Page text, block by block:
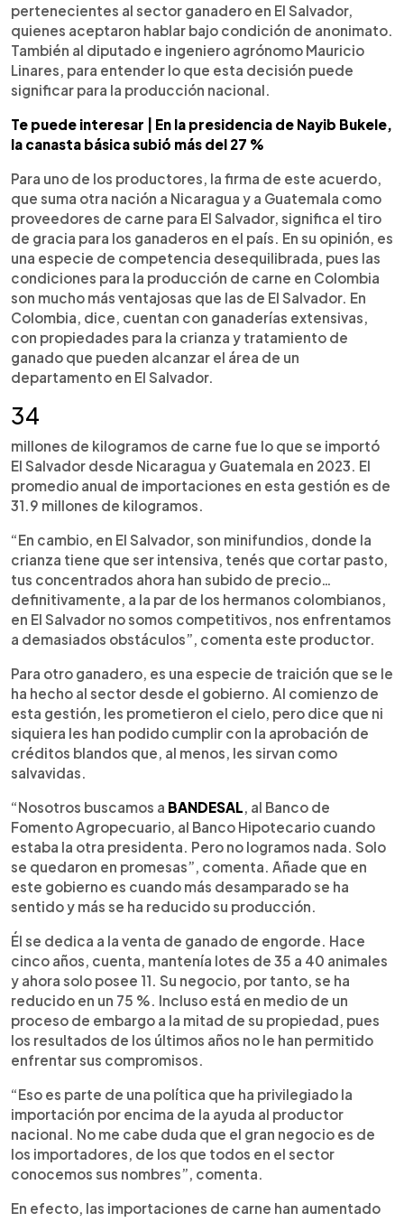
pertenecientes al sector ganadero en El Salvador,
quienes aceptaron hablar bajo condición de anonimato.
También al diputado e ingeniero agrónomo Mauricio
Linares, para entender lo que esta decisión puede
significar para la producción nacional.
Te puede interesar | En la presidencia de Nayib Bukele,
la canasta básica subió más del 27 %
Para uno de los productores, la firma de este acuerdo,
que suma otra nación a Nicaragua y a Guatemala como
proveedores de carne para El Salvador, significa el tiro
de gracia para los ganaderos en el país. En su opinión, es
una especie de competencia desequilibrada, pues las
condiciones para la producción de carne en Colombia
son mucho más ventajosas que las de El Salvador. En
Colombia, dice, cuentan con ganaderías extensivas,
con propiedades para la crianza y tratamiento de
ganado que pueden alcanzar el área de un
departamento en El Salvador.
34
millones de kilogramos de carne fue lo que se importó
El Salvador desde Nicaragua y Guatemala en 2023. El
promedio anual de importaciones en esta gestión es de
31.9 millones de kilogramos.
“En cambio, en El Salvador, son minifundios, donde la
crianza tiene que ser intensiva, tenés que cortar pasto,
tus concentrados ahora han subido de precio…
definitivamente, a la par de los hermanos colombianos,
en El Salvador no somos competitivos, nos enfrentamos
a demasiados obstáculos”, comenta este productor.
Para otro ganadero, es una especie de traición que se le
ha hecho al sector desde el gobierno. Al comienzo de
esta gestión, les prometieron el cielo, pero dice que ni
siquiera les han podido cumplir con la aprobación de
créditos blandos que, al menos, les sirvan como
salvavidas.
“Nosotros buscamos a BANDESAL, al Banco de
Fomento Agropecuario, al Banco Hipotecario cuando
estaba la otra presidenta. Pero no logramos nada. Solo
se quedaron en promesas”, comenta. Añade que en
este gobierno es cuando más desamparado se ha
sentido y más se ha reducido su producción.
Él se dedica a la venta de ganado de engorde. Hace
cinco años, cuenta, mantenía lotes de 35 a 40 animales
y ahora solo posee 11. Su negocio, por tanto, se ha
reducido en un 75 %. Incluso está en medio de un
proceso de embargo a la mitad de su propiedad, pues
los resultados de los últimos años no le han permitido
enfrentar sus compromisos.
“Eso es parte de una política que ha privilegiado la
importación por encima de la ayuda al productor
nacional. No me cabe duda que el gran negocio es de
los importadores, de los que todos en el sector
conocemos sus nombres”, comenta.
En efecto, las importaciones de carne han aumentado